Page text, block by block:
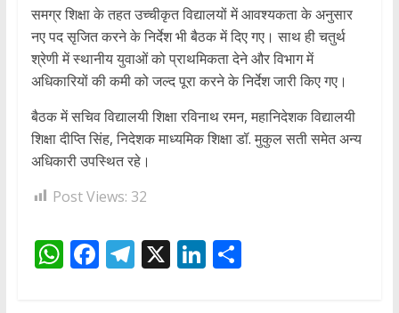
समग्र शिक्षा के तहत उच्चीकृत विद्यालयों में आवश्यकता के अनुसार
नए पद सृजित करने के निर्देश भी बैठक में दिए गए। साथ ही चतुर्थ
श्रेणी में स्थानीय युवाओं को प्राथमिकता देने और विभाग में
अधिकारियों की कमी को जल्द पूरा करने के निर्देश जारी किए गए।
बैठक में सचिव विद्यालयी शिक्षा रविनाथ रमन, महानिदेशक विद्यालयी
शिक्षा दीप्ति सिंह, निदेशक माध्यमिक शिक्षा डॉ. मुकुल सती समेत अन्य
अधिकारी उपस्थित रहे।
Post Views: 32
W F T X Li S